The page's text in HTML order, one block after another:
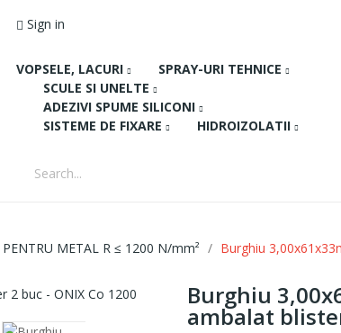
Sign in
VOPSELE, LACURI
SPRAY-URI TEHNICE
SCULE SI UNELTE
ADEZIVI SPUME SILICONI
SISTEME DE FIXARE
HIDROIZOLATII
PENTRU METAL R ≤ 1200 N/mm² Burghiu
Burghiu
ambalat